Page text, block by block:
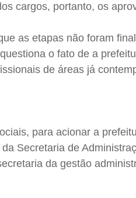
cargos, portanto, os
as etapas não foram
o fato de a
de áreas já
para acionar a
Secretaria de
da gestão